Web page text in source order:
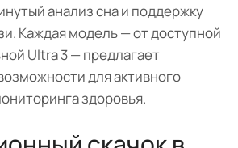
анализ сна и поддержку
Каждая модель — от доступной
Ultra 3 — предлагает
для активного
здоровья.